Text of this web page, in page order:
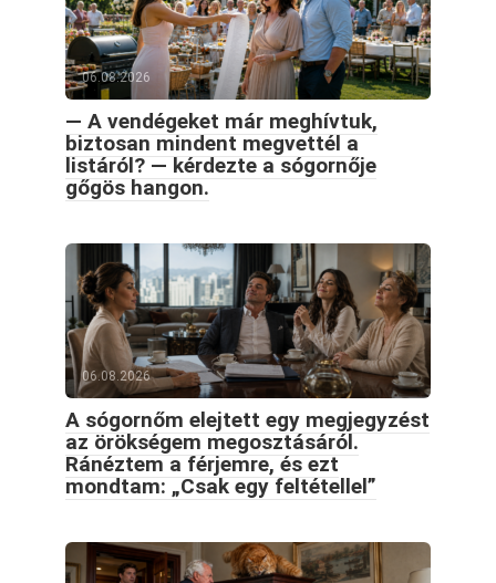
06.08.2026
— A vendégeket már meghívtuk,
biztosan mindent megvettél a
listáról? — kérdezte a sógornője
gőgös hangon.
06.08.2026
A sógornőm elejtett egy megjegyzést
az örökségem megosztásáról.
Ránéztem a férjemre, és ezt
mondtam: „Csak egy feltétellel”